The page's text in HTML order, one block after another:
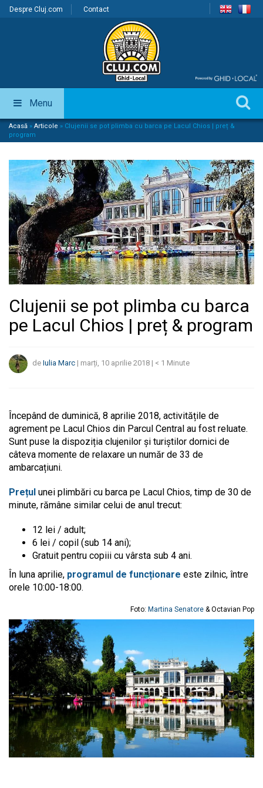
Despre Cluj.com Contact
Menu
Acasă » Articole » Clujenii se pot plimba cu barca pe Lacul Chios | preț &
program
Clujenii se pot plimba cu barca
pe Lacul Chios | preț & program
de Iulia Marc | marți, 10 aprilie 2018 | < 1 Minute
Începând de duminică, 8 aprilie 2018, activitățile de
agrement pe Lacul Chios din Parcul Central au fost reluate.
Sunt puse la dispoziția clujenilor și turiștilor dornici de
câteva momente de relaxare un număr de 33 de
ambarcațiuni.
Prețul unei plimbări cu barca pe Lacul Chios, timp de 30 de
minute, rămâne similar celui de anul trecut:
12 lei / adult;
6 lei / copil (sub 14 ani);
Gratuit pentru copiii cu vârsta sub 4 ani.
În luna aprilie, programul de funcționare este zilnic, între
orele 10:00-18:00.
Foto: Martina Senatore & Octavian Pop